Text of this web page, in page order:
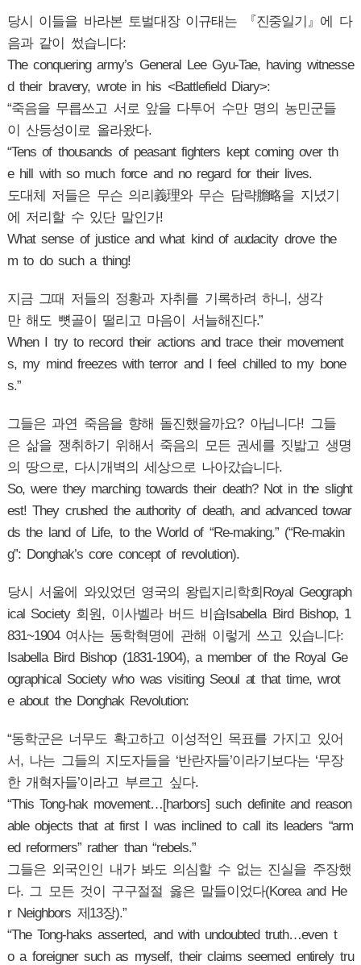
당시 이들을 바라본 토벌대장 이규태는 『진중일기』에 다
음과 같이 썼습니다:
The conquering army’s General Lee Gyu-Tae, having witnesse
d their bravery, wrote in his <Battlefield Diary>:
“죽음을 무릅쓰고 서로 앞을 다투어 수만 명의 농민군들
이 산등성이로 올라왔다.
“Tens of thousands of peasant fighters kept coming over th
e hill with so much force and no regard for their lives.
도대체 저들은 무슨 의리義理와 무슨 담략膽略을 지녔기
에 저리할 수 있단 말인가!
What sense of justice and what kind of audacity drove the
m to do such a thing!
지금 그때 저들의 정황과 자취를 기록하려 하니, 생각
만 해도 뼛골이 떨리고 마음이 서늘해진다.”
When I try to record their actions and trace their movement
s, my mind freezes with terror and I feel chilled to my bone
s.”
그들은 과연 죽음을 향해 돌진했을까요? 아닙니다! 그들
은 삶을 쟁취하기 위해서 죽음의 모든 권세를 짓밟고 생명
의 땅으로, 다시개벽의 세상으로 나아갔습니다.
So, were they marching towards their death? Not in the slight
est! They crushed the authority of death, and advanced towar
ds the land of Life, to the World of “Re-making.” (“Re-makin
g”: Donghak’s core concept of revolution).
당시 서울에 와있었던 영국의 왕립지리학회Royal Geograph
ical Society 회원, 이사벨라 버드 비숍Isabella Bird Bishop, 1
831~1904 여사는 동학혁명에 관해 이렇게 쓰고 있습니다:
Isabella Bird Bishop (1831-1904), a member of the Royal Ge
ographical Society who was visiting Seoul at that time, wrot
e about the Donghak Revolution:
“동학군은 너무도 확고하고 이성적인 목표를 가지고 있어
서, 나는 그들의 지도자들을 ‘반란자들’이라기보다는 ‘무장
한 개혁자들’이라고 부르고 싶다.
“This Tong-hak movement…[harbors] such definite and reason
able objects that at first I was inclined to call its leaders “arm
ed reformers” rather than “rebels.”
그들은 외국인인 내가 봐도 의심할 수 없는 진실을 주장했
다. 그 모든 것이 구구절절 옳은 말들이었다(Korea and He
r Neighbors 제13장).”
“The Tong-haks asserted, and with undoubted truth…even t
o a foreigner such as myself, their claims seemed entirely tru